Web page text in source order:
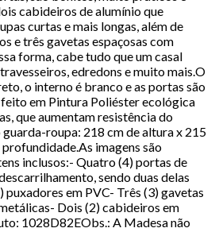
cabideiros de alumínio que
curtas e mais longas, além de
e três gavetas espaçosas com
forma, cabe tudo que um casal
edredons e muito mais.O
o interno é branco e as portas são
em Pintura Poliéster ecológica
que aumentam resistência do
roupa: 218 cm de altura x 215
imagens são
inclusos:- Quatro (4) portas de
sendo duas delas
em PVC- Três (3) gavetas
Dois (2) cabideiros em
1028D82EObs.: A Madesa não